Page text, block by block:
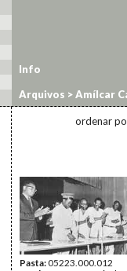
Info
Arquivos >Amílcar
ordenar
Pasta:05223.000.012